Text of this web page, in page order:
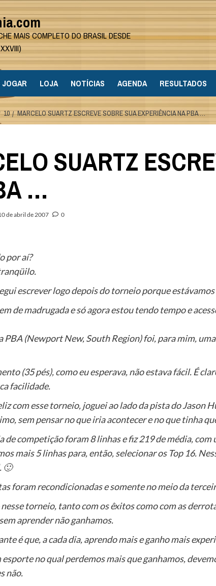
MAIS COMPLETO DO BRASIL DESDE
JOGAR LOJA NOTÍCIAS AGENDA RESULTADOS
10 MARCELO SUARTZ ESCREVE SOBRE SUA EXPERIÊNCIA NA PBA …
SUARTZ
…
de abril de 2007 0
por aí?
escrever logo depois do torneio porque
de madrugada e só agora estou tendo tempo e
PBA (Newport New, South Region) foi, para mim,
(35 pés), como eu esperava, não estava fácil. É
facilidade.
com esse torneio, joguei ao lado da pista do Jason
sem pensar no que iria acontecer e no que tinha
de competição foram 8 linhas e fiz 219 de média, com
mais 5 linhas para, então, selecionar os Top 16.
🙂
foram recondicionadas e somente no meio da
torneio, tanto com os êxitos como com as
aprender não ganhamos.
é que, a cada dia, aprendo mais e ganho mais
esporte no qual perdemos mais que ganhamos,
não.